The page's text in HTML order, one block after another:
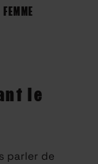
le
parler de